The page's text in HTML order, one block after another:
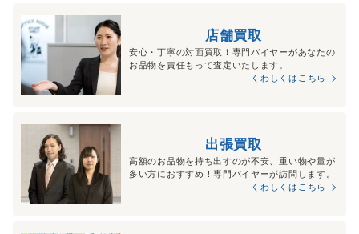
店舗買取
安心・丁寧の対面買取！専門バイヤーがあなたの
お品物を責任もって査定いたします。
くわしくはこちら
出張買取
高額のお品物を持ち出すのが不安、重い物や量が
多い方におすすめ！専門バイヤーが訪問します。
くわしくはこちら